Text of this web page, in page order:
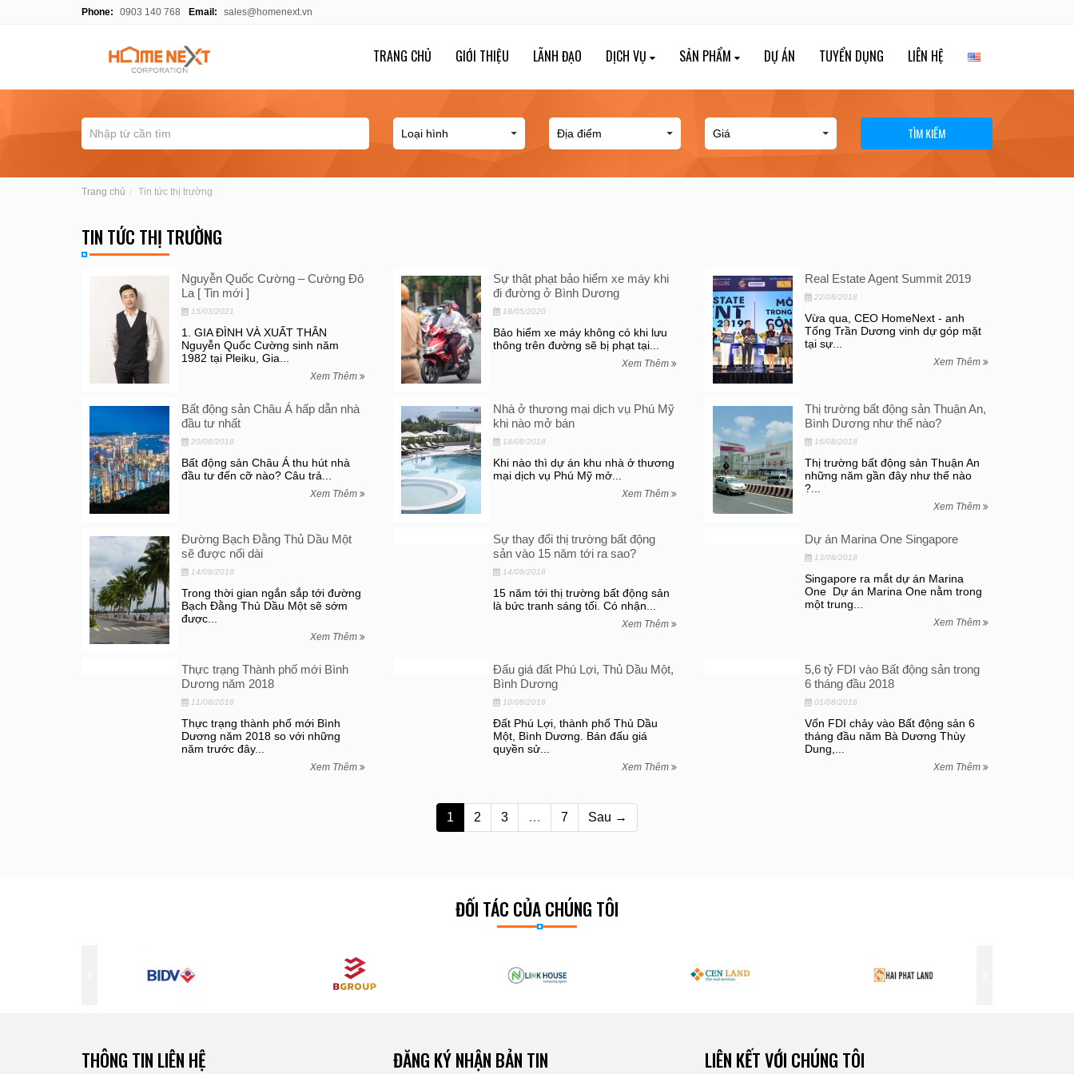
Phone: 0903 140 768 Email: sales@homenext.vn
TRANG CHỦ GIỚI THIỆU LÃNH ĐẠO DỊCH VỤ SẢN PHẨM DỰ ÁN TUYỂN DỤNG LIÊN HỆ
TÌM KIẾM
Trang chủ Tin tức thị trường
TIN TỨC THỊ TRƯỜNG
Nguyễn Quốc Cường – Cường Đô
La [ Tin mới ]
15/03/2021
1. GIA ĐÌNH VÀ XUẤT THÂN
Nguyễn Quốc Cường sinh năm
1982 tại Pleiku, Gia...
Xem Thêm
Sự thật phạt bảo hiểm xe máy khi
đi đường ở Bình Dương
18/05/2020
Bảo hiểm xe máy không có khi lưu
thông trên đường sẽ bị phạt tại...
Xem Thêm
Real Estate Agent Summit 2019
22/08/2018
Vừa qua, CEO HomeNext - anh
Tống Trần Dương vinh dự góp mặt
tại sự...
Xem Thêm
Bất động sản Châu Á hấp dẫn nhà
đầu tư nhất
20/08/2018
Bất động sản Châu Á thu hút nhà
đầu tư đến cỡ nào? Câu trả...
Xem Thêm
Nhà ở thương mại dịch vụ Phú Mỹ
khi nào mở bán
18/08/2018
Khi nào thì dự án khu nhà ở thương
mại dịch vụ Phú Mỹ mở...
Xem Thêm
Thị trường bất động sản Thuận An,
Bình Dương như thế nào?
16/08/2018
Thị trường bất động sản Thuận An
những năm gần đây như thế nào
?...
Xem Thêm
Đường Bạch Đằng Thủ Dầu Một
sẽ được nối dài
14/08/2018
Trong thời gian ngắn sắp tới đường
Bạch Đằng Thủ Dầu Một sẽ sớm
được...
Xem Thêm
Sự thay đổi thị trường bất động
sản vào 15 năm tới ra sao?
14/08/2018
15 năm tới thị trường bất động sản
là bức tranh sáng tối. Có nhận...
Xem Thêm
Dự án Marina One Singapore
13/08/2018
Singapore ra mắt dự án Marina
One Dự án Marina One nằm trong
một trung...
Xem Thêm
Thực trạng Thành phố mới Bình
Dương năm 2018
11/08/2018
Thực trạng thành phố mới Bình
Dương năm 2018 so với những
năm trước đây...
Xem Thêm
Đấu giá đất Phú Lợi, Thủ Dầu Một,
Bình Dương
10/08/2018
Đất Phú Lợi, thành phố Thủ Dầu
Một, Bình Dương. Bán đấu giá
quyền sử...
Xem Thêm
5,6 tỷ FDI vào Bất động sản trong
6 tháng đầu 2018
01/08/2018
Vốn FDI chảy vào Bất động sản 6
tháng đầu năm Bà Dương Thùy
Dung,...
Xem Thêm
1 2 3 … 7 Sau →
ĐỐI TÁC CỦA CHÚNG TÔI
THÔNG TIN LIÊN HỆ ĐĂNG KÝ NHẬN BẢN TIN LIÊN KẾT VỚI CHÚNG TÔI